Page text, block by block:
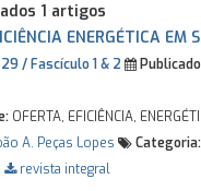
1 artigos
ENERGÉTICA EM
/ Fascículo 1 & 2
OFERTA, EFICIÊNCIA,
A. Peças Lopes Categoria:
revista integral